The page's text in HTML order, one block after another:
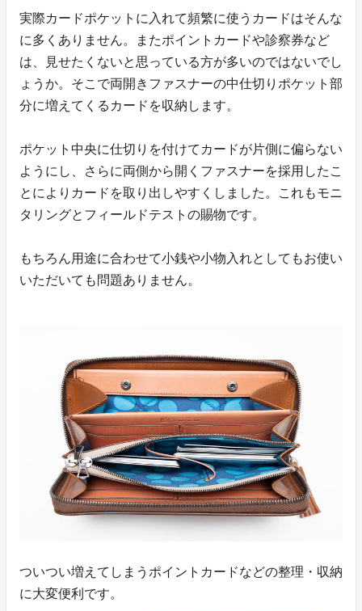
実際カードポケットに入れて頻繁に使うカードはそんな
に多くありません。またポイントカードや診察券など
は、見せたくないと思っている方が多いのではないでし
ょうか。そこで両開きファスナーの中仕切りポケット部
分に増えてくるカードを収納します。
ポケット中央に仕切りを付けてカードが片側に偏らない
ようにし、さらに両側から開くファスナーを採用したこ
とによりカードを取り出しやすくしました。これもモニ
タリングとフィールドテストの賜物です。
もちろん用途に合わせて小銭や小物入れとしてもお使い
いただいても問題ありません。
ついつい増えてしまうポイントカードなどの整理・収納
に大変便利です。